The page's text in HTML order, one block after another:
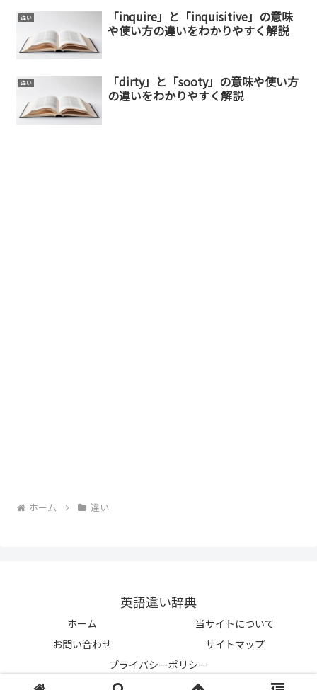
違い
「inquire」と「inquisitive」の意味
や使い方の違いをわかりやすく解説
違い
「dirty」と「sooty」の意味や使い方
の違いをわかりやすく解説
ホーム 違い
英語違い辞典
ホーム
当サイトについて
お問い合わせ
サイトマップ
プライバシーポリシー